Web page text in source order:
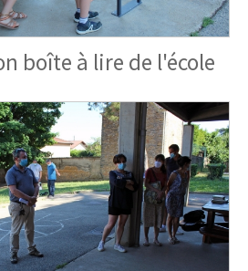
boîte à lire de l'école